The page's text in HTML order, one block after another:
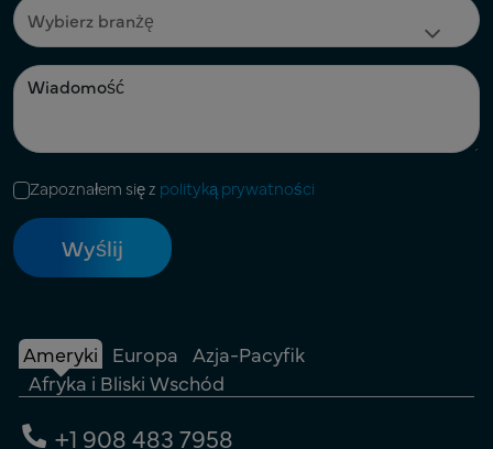
Zapoznałem się z polityką prywatności
Ameryki Europa Azja-Pacyfik
Afryka i Bliski Wschód
+1 908 483 7958